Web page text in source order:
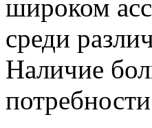
широком
среди
Наличие